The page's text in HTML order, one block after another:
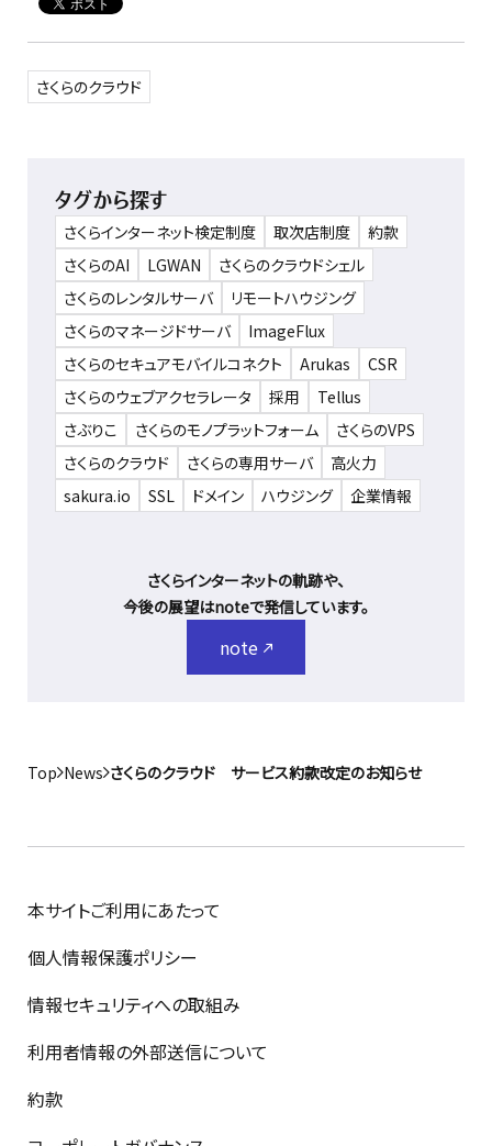
さくらのクラウド
タグから探す
さくらインターネット検定制度 取次店制度
約款
さくらのAI
LGWAN
さくらのクラウドシェル
さくらのレンタルサーバ
リモートハウジング
さくらのマネージドサーバ
ImageFlux
さくらのセキュアモバイルコネクト
Arukas
CSR
さくらのウェブアクセラレータ
採用
Tellus
さぶりこ
さくらのモノプラットフォーム
さくらのVPS
さくらのクラウド
さくらの専用サーバ
高火力
sakura.io
SSL ドメイン ハウジング 企業情報
さくらインターネットの軌跡や、
今後の展望はnoteで発信しています。
note
Top News さくらのクラウド サービス約款改定のお知らせ
本サイトご利用にあたって
個人情報保護ポリシー
情報セキュリティへの取組み
利用者情報の外部送信について
約款